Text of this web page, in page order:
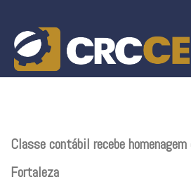
content
Classe contábil recebe
Fortaleza